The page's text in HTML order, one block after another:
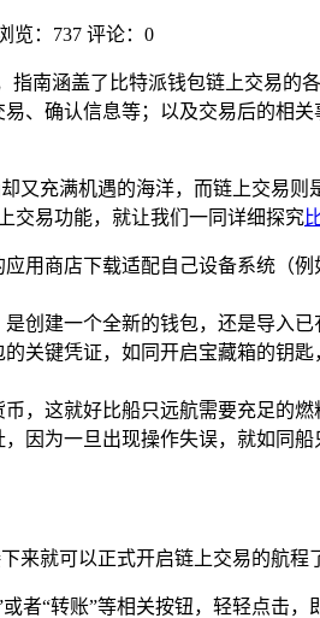
览：737 评论：0
指南涵盖了比特派钱包链上交易的
、确认信息等；以及交易后的相
又充满机遇的海洋，而链上交易则
交易功能，就让我们一同详细探究
用商店下载适配自己设备系统（
创建一个全新的钱包，还是导入
关键凭证，如同开启宝藏箱的钥
，这就好比船只远航需要充足的
因为一旦出现操作失误，就如同船
来就可以正式开启链上交易的航程
者“转账”等相关按钮，轻轻点击